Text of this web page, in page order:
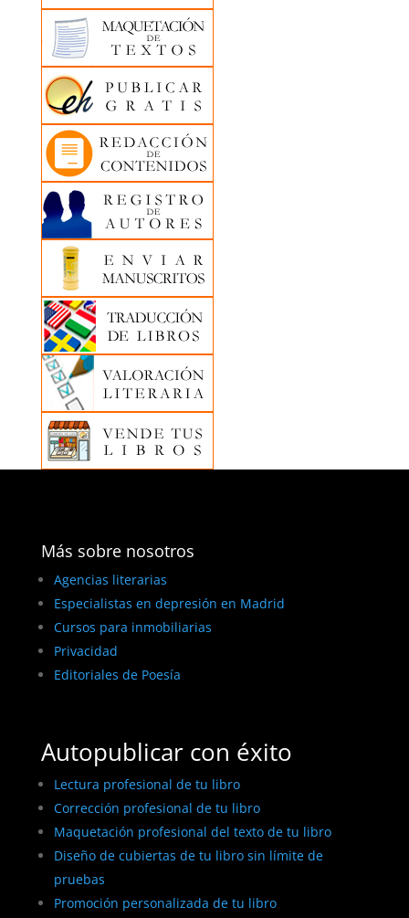
Más sobre nosotros
Agencias literarias
Especialistas en depresión en Madrid
Cursos para inmobiliarias
Privacidad
Editoriales de Poesía
Autopublicar con éxito
Lectura profesional de tu libro
Corrección profesional de tu libro
Maquetación profesional del texto de tu libro
Diseño de cubiertas de tu libro sin límite de
pruebas
Promoción personalizada de tu libro